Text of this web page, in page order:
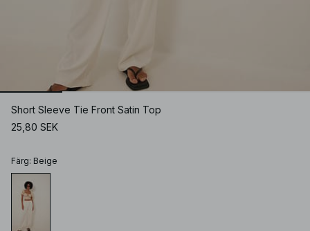
Short Sleeve Tie Front Satin Top
25,80 SEK
Färg: Beige